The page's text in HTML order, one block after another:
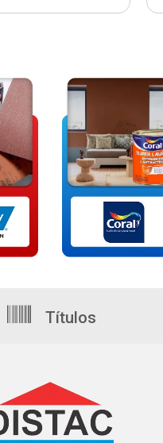
Títulos